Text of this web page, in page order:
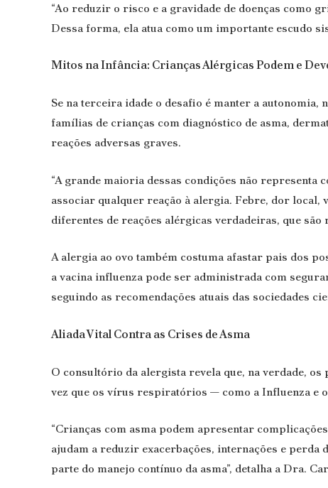
“Ao reduzir o risco e a gravidade de doenças como
Dessa forma, ela atua como um importante escudo
Mitos na Infância: Crianças Alérgicas Podem e
Se na terceira idade o desafio é manter a
famílias de crianças com diagnóstico de asma,
reações adversas graves.
“A grande maioria dessas condições não
associar qualquer reação à alergia. Febre, dor
diferentes de reações alérgicas verdadeiras, que
A alergia ao ovo também costuma afastar pais dos
a vacina influenza pode ser administrada com
seguindo as recomendações atuais das sociedades
Aliada Vital Contra as Crises de Asma
O consultório da alergista revela que, na verdade,
vez que os vírus respiratórios — como a Influenza
“Crianças com asma podem apresentar
ajudam a reduzir exacerbações, internações e
parte do manejo contínuo da asma”, detalha a Dra.